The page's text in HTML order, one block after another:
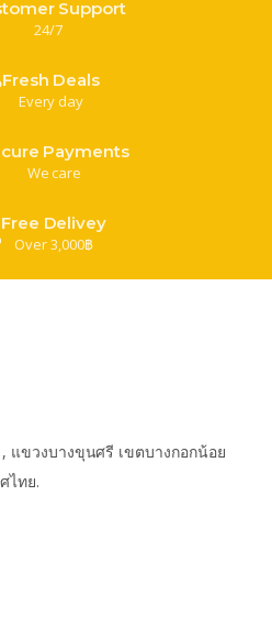
Support
24/7
Fresh Deals
Every day
Payments
We care
Free Delivey
Over 3,000฿
แขวงบางขุนศรี เขตบางกอกน้อย
ไทย.